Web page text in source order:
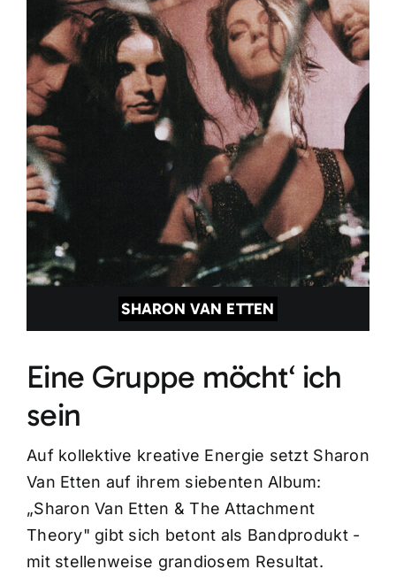
SHARON VAN ETTEN
Eine Gruppe möcht‘ ich
sein
Auf kollektive kreative Energie setzt Sharon
Van Etten auf ihrem siebenten Album:
„Sharon Van Etten & The Attachment
Theory" gibt sich betont als Bandprodukt -
mit stellenweise grandiosem Resultat.